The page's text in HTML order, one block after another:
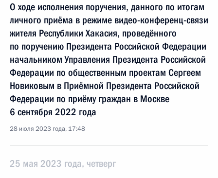
О ходе исполнения поручения, данного по итогам
личного приёма в режиме видео-конференц-связи
жителя Республики Хакасия, проведённого
по поручению Президента Российской Федерации
начальником Управления Президента Российской
Федерации по общественным проектам Сергеем
Новиковым в Приёмной Президента Российской
Федерации по приёму граждан в Москве
6 сентября 2022 года
28 июля 2023 года, 17:48
25 мая 2023 года, четверг